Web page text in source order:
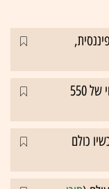
גד זאבי במגעים לרכישת קבוצת גדות לפי שווי של 550
כולם